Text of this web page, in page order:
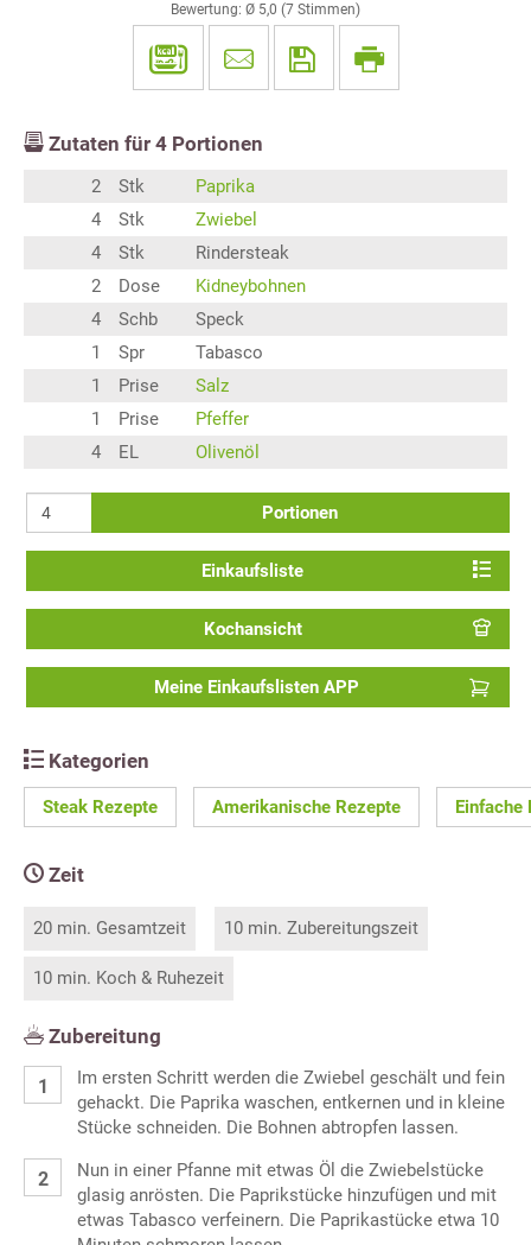
Bewertung: Ø 5,0 (7 Stimmen)
Zutaten für 4 Portionen
2 Stk
Paprika
4
Stk
Zwiebel
4
Stk
Rindersteak
2
Dose
Kidneybohnen
4
Schb
Speck
1
Spr
Tabasco
1
Prise
Salz
1
Prise
Pfeffer
4
EL Olivenöl
Portionen
Einkaufsliste
Kochansicht
Meine Einkaufslisten APP
Kategorien
Steak Rezepte Amerikanische Rezepte Einfache
Zeit
20 min. Gesamtzeit 10 min. Zubereitungszeit
10 min. Koch & Ruhezeit
Zubereitung
Im ersten Schritt werden die Zwiebel geschält und fein
gehackt. Die Paprika waschen, entkernen und in kleine
Stücke schneiden. Die Bohnen abtropfen lassen.
Nun in einer Pfanne mit etwas Öl die Zwiebelstücke
glasig anrösten. Die Paprikstücke hinzufügen und mit
etwas Tabasco verfeinern. Die Paprikastücke etwa 10